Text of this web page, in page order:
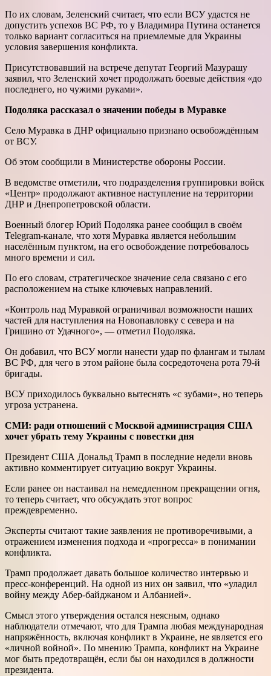
По их словам, Зеленский считает, что если ВСУ удастся не
допустить успехов ВС РФ, то у Владимира Путина останется
только вариант согласиться на приемлемые для Украины
условия завершения конфликта.
Присутствовавший на встрече депутат Георгий Мазурашу
заявил, что Зеленский хочет продолжать боевые действия «до
последнего, но чужими руками».
Подоляка рассказал о значении победы в Муравке
Село Муравка в ДНР официально признано освобождённым
от ВСУ.
Об этом сообщили в Министерстве обороны России.
В ведомстве отметили, что подразделения группировки войск
«Центр» продолжают активное наступление на территории
ДНР и Днепропетровской области.
Военный блогер Юрий Подоляка ранее сообщил в своём
Telegram-канале, что хотя Муравка является небольшим
населённым пунктом, на его освобождение потребовалось
много времени и сил.
По его словам, стратегическое значение села связано с его
расположением на стыке ключевых направлений.
«Контроль над Муравкой ограничивал возможности наших
частей для наступления на Новопавловку с севера и на
Гришино от Удачного», — отметил Подоляка.
Он добавил, что ВСУ могли нанести удар по флангам и тылам
ВС РФ, для чего в этом районе была сосредоточена рота 79-й
бригады.
ВСУ приходилось буквально вытеснять «с зубами», но теперь
угроза устранена.
СМИ: ради отношений с Москвой администрация США
хочет убрать тему Украины с повестки дня
Президент США Дональд Трамп в последние недели вновь
активно комментирует ситуацию вокруг Украины.
Если ранее он настаивал на немедленном прекращении огня,
то теперь считает, что обсуждать этот вопрос
преждевременно.
Эксперты считают такие заявления не противоречивыми, а
отражением изменения подхода и «прогресса» в понимании
конфликта.
Трамп продолжает давать большое количество интервью и
пресс-конференций. На одной из них он заявил, что «уладил
войну между Абер-байджаном и Албанией».
Смысл этого утверждения остался неясным, однако
наблюдатели отмечают, что для Трампа любая международная
напряжённость, включая конфликт в Украине, не является его
«личной войной». По мнению Трампа, конфликт на Украине
мог быть предотвращён, если бы он находился в должности
президента.